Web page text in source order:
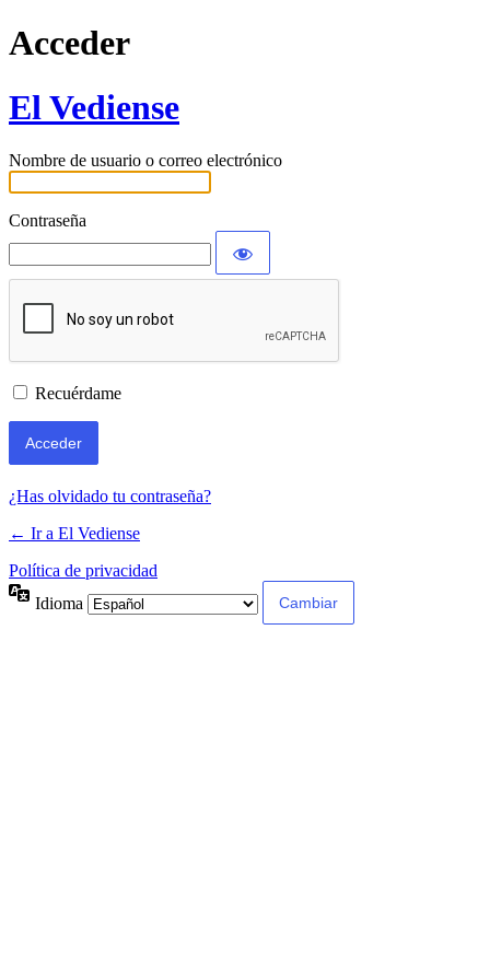
Acceder
El Vediense
Nombre de usuario o correo electrónico
Contraseña
Recuérdame
¿Has olvidado tu contraseña?
← Ir a El Vediense
Política de privacidad
Idioma